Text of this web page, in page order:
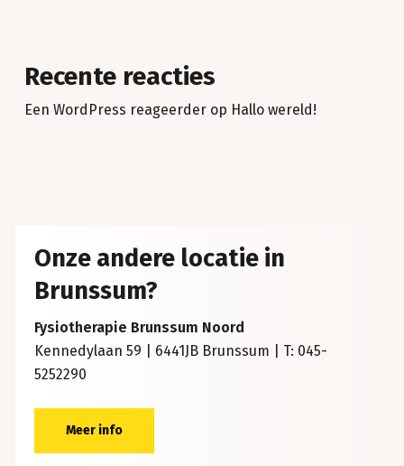
Recente reacties
Een WordPress reageerderop Hallo wereld!
Onze andere locatie in
Brunssum?
Fysiotherapie Brunssum Noord
Kennedylaan 59 | 6441JB Brunssum | T: 045-
5252290
Meer info